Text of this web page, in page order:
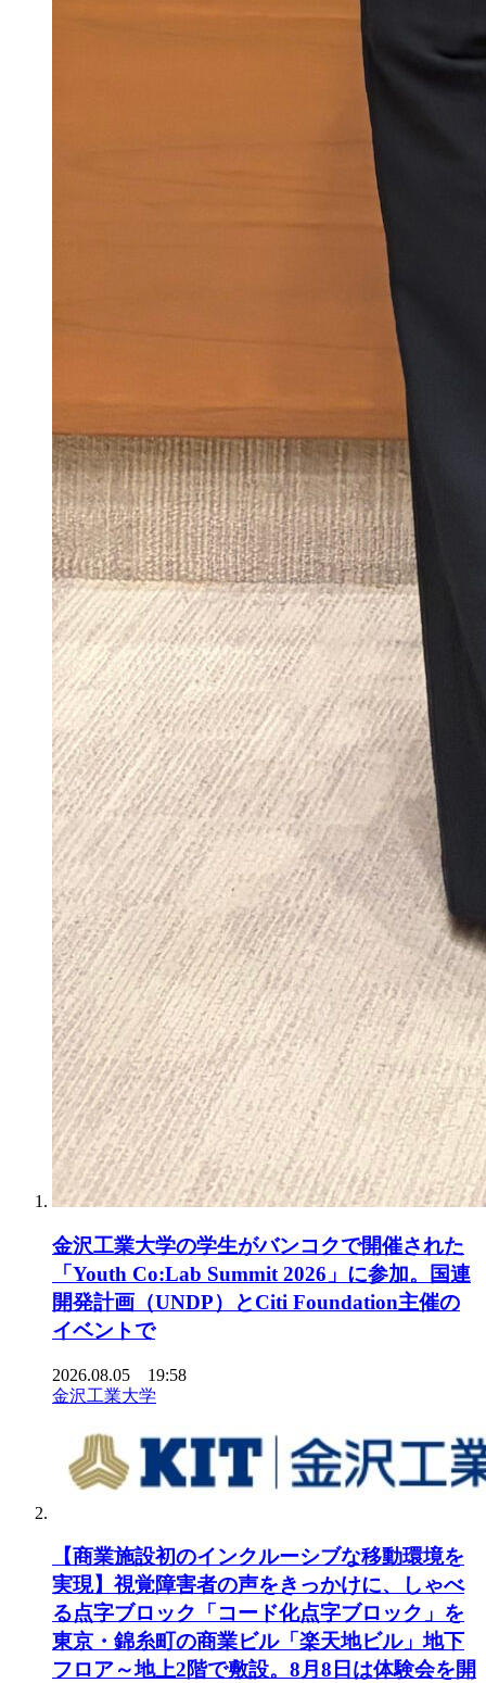
金沢工業大学の学生がバンコクで開催された
「Youth Co:Lab Summit 2026」に参加。国連
開発計画（UNDP）とCiti Foundation主催の
イベントで
2026.08.05 19:58
金沢工業大学
【商業施設初のインクルーシブな移動環境を
実現】視覚障害者の声をきっかけに、しゃべ
る点字ブロック「コード化点字ブロック」を
東京・錦糸町の商業ビル「楽天地ビル」地下
フロア～地上2階で敷設。8月8日は体験会を開